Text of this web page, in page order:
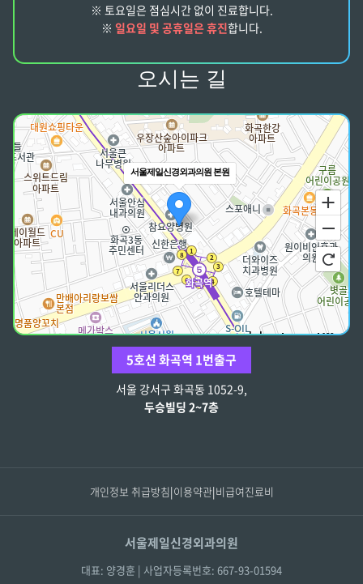
※ 토요일은 점심시간 없이 진료합니다.
※ 일요일 및 공휴일은 휴진합니다.
오시는 길
서울제일신경외과의원 본원
100m
서울 강서구 강서로 178 2-7층
02-2604-1788
5호선 화곡역 1번출구
서울 강서구 화곡동 1052-9,
두승빌딩 2~7층
개인정보 취급방침|이용약관|비급여진료비
서울제일신경외과의원
대표: 양경훈 | 사업자등록번호: 667-93-01594